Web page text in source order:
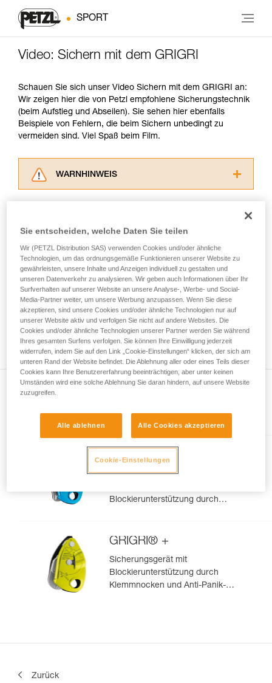
SPORT
Video: Sichern mit dem GRIGRI
Schauen Sie sich unser Video Sichern mit dem GRIGRI an:
Wir zeigen hier die von Petzl empfohlene Sicherungstechnik
(beim Aufstieg und Abseilen). Sie sehen hier ebenfalls
Beispiele von Fehlern, die beim Sichern unbedingt zu
vermeiden sind. Viel Spaß beim Film.
WARNHINWEIS
ziehen. Um diese Zusatzinformationen
verstehen zu können, müssen Sie zuerst die in
der Gebrauchsanweisung enthaltenen
Informationen richtig verstanden haben.
Die Beherrschung dieser Techniken setzt eine
entsprechende Ausbildung und ein spezielles
Training voraus. Prüfen Sie zusammen mit
einem Profi, ob Sie in der Lage sind, den
Vorgang alleine sicher zu wiederholen, bevor
Sie ihn eigenständig durchführen.
Wir geben Beispiele für die mit Ihrer Aktivität
verbundenen Techniken. Möglicherweise gibt es
noch andere Techniken, die hier nicht
Im Artikel erklärt
GRIGRI®
Kompaktes und vielseitiges
Blockierunterstützung durch
GRIGRI® +
Sicherungsgerät mit
Blockierunterstützung durch
Klemmnocken und Anti-Panik-
Zurück
Sie entscheiden, welche Daten Sie teilen
Wir (PETZL Distribution SAS) verwenden Cookies und/oder ähnliche
Technologien, um das ordnungsgemäße Funktionieren unserer Website zu
gewährleisten, unsere Inhalte und Anzeigen individuell zu gestalten und
unseren Datenverkehr zu analysieren. Wir geben auch Informationen über Ihr
Surfverhalten auf unserer Website an unsere Analyse-, Werbe- und Social-
Media-Partner weiter, um unsere Werbung anzupassen. Wenn Sie diese
akzeptieren, sind unsere Cookies und/oder ähnliche Technologien nur auf
unserer Website aktiv und verfolgen Sie nicht auf andere Websites. Die
Cookies und/oder ähnliche Technologien unserer Partner werden Sie während
Ihres gesamten Surfens verfolgen. Sie können Ihre Einwilligung jederzeit
widerrufen, indem Sie auf den Link „Cookie-Einstellungen“ klicken, der sich am
unteren Rand der Website befindet. Die Ablehnung aller oder eines Teils dieser
Cookies kann Ihre Benutzererfahrung beeinträchtigen, aber unter keinen
Umständen wird eine solche Ablehnung Sie daran hindern, auf unsere Website
zuzugreifen.
Alle ablehnen Alle Cookies akzeptieren
Cookie-Einstellungen